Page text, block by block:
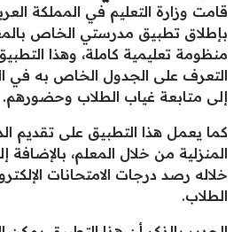
قامت وزارة التعليم في المملكة
بإطلاق تطبيق مدرستي الخاص
منظومة تعليمية كاملة، وهذا
التعرف على الجدول الخاص به في
إلى متابعة غياب الطلاب وحضورهم.
كما يعمل هذا التطبيق على تقديم
المنزلية من خلال المعلم،
خلاله رصد درجات الامتحانات
الطلاب.